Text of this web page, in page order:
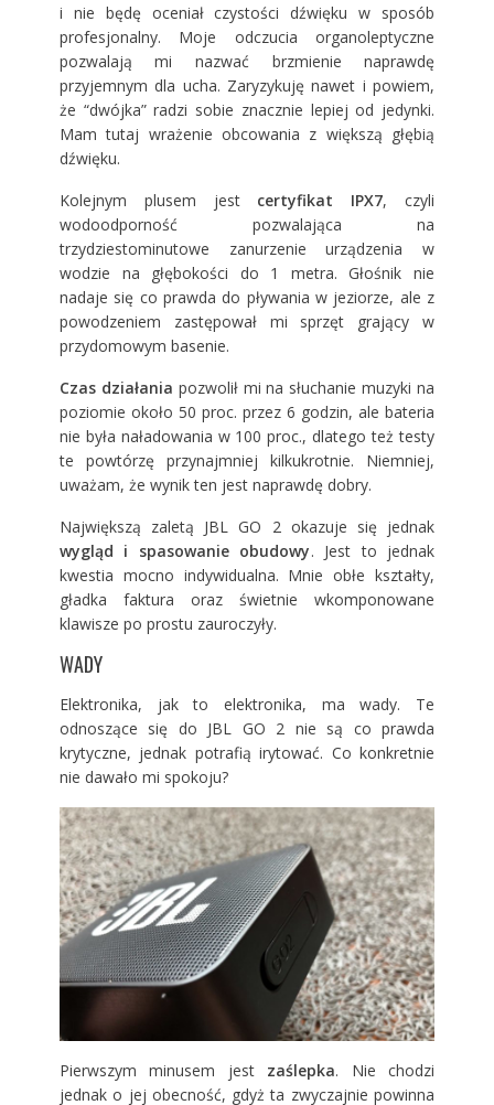
i nie będę oceniał czystości dźwięku w sposób
profesjonalny. Moje odczucia organoleptyczne
pozwalają mi nazwać brzmienie naprawdę
przyjemnym dla ucha. Zaryzykuję nawet i powiem,
że “dwójka” radzi sobie znacznie lepiej od jedynki.
Mam tutaj wrażenie obcowania z większą głębią
dźwięku.
Kolejnym plusem jest certyfikat IPX7, czyli
wodoodporność pozwalająca na
trzydziestominutowe zanurzenie urządzenia w
wodzie na głębokości do 1 metra. Głośnik nie
nadaje się co prawda do pływania w jeziorze, ale z
powodzeniem zastępował mi sprzęt grający w
przydomowym basenie.
Czas działania pozwolił mi na słuchanie muzyki na
poziomie około 50 proc. przez 6 godzin, ale bateria
nie była naładowania w 100 proc., dlatego też testy
te powtórzę przynajmniej kilkukrotnie. Niemniej,
uważam, że wynik ten jest naprawdę dobry.
Największą zaletą JBL GO 2 okazuje się jednak
wygląd i spasowanie obudowy. Jest to jednak
kwestia mocno indywidualna. Mnie obłe kształty,
gładka faktura oraz świetnie wkomponowane
klawisze po prostu zauroczyły.
WADY
Elektronika, jak to elektronika, ma wady. Te
odnoszące się do JBL GO 2 nie są co prawda
krytyczne, jednak potrafią irytować. Co konkretnie
nie dawało mi spokoju?
Pierwszym minusem jest zaślepka. Nie chodzi
jednak o jej obecność, gdyż ta zwyczajnie powinna